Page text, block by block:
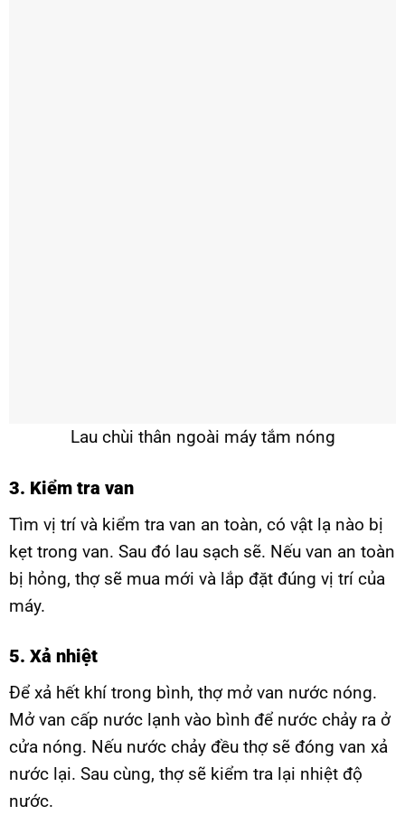
Lau chùi thân ngoài máy tắm nóng
3. Kiểm tra van
Tìm vị trí và kiểm tra van an toàn, có vật lạ nào bị
kẹt trong van. Sau đó lau sạch sẽ. Nếu van an toàn
bị hỏng, thợ sẽ mua mới và lắp đặt đúng vị trí của
máy.
5. Xả nhiệt
Để xả hết khí trong bình, thợ mở van nước nóng.
Mở van cấp nước lạnh vào bình để nước chảy ra ở
cửa nóng. Nếu nước chảy đều thợ sẽ đóng van xả
nước lại. Sau cùng, thợ sẽ kiểm tra lại nhiệt độ
nước.